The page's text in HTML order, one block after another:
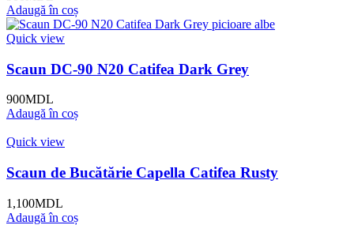
Adaugă în coș
Quick view
Scaun DC-90 N20 Catifea Dark Grey
900MDL
Adaugă în coș
Quick view
Scaun de Bucătărie Capella Catifea Rusty
1,100MDL
Adaugă în coș